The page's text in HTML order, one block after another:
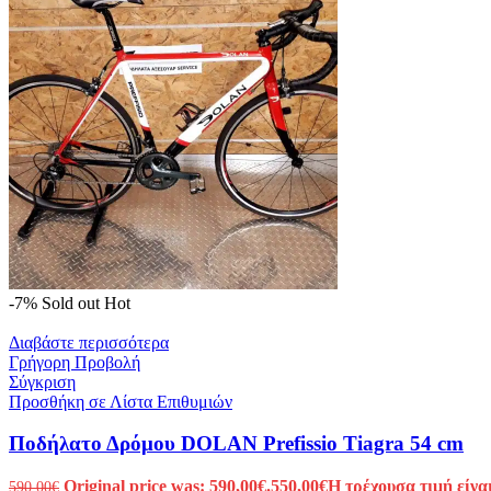
-7% Sold out Hot
Διαβάστε περισσότερα
Γρήγορη Προβολή
Σύγκριση
Προσθήκη σε Λίστα Επιθυμιών
Ποδήλατο Δρόμου DOLAN Prefissio Tiagra 54 cm
590,00€ Original price was: 590,00€.550,00€Η τρέχουσα τιμή